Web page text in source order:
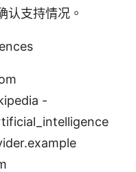
认支持情况。
-